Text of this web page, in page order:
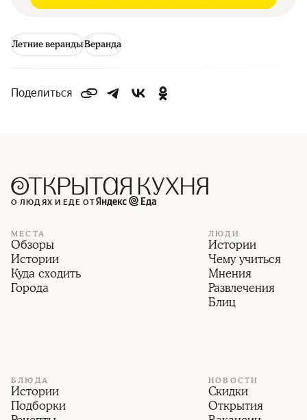
Летние верандыВеранда
Поделиться
О ЛЮДЯХ И ЕДЕ ОТ
МЕСТА
Обзоры
Истории
Куда сходить
Города
ЛЮДИ
Истории
Чему учиться
Мнения
Развлечения
Блиц
БЛЮДА
Истории
Подборки
НОВОСТИ
Скидки
Открытия